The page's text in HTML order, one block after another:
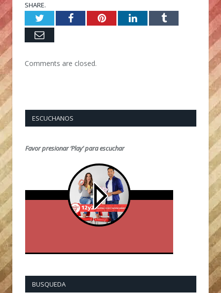
SHARE.
TwitterFacebookPinterestLinkedInTumblr
Email
Comments are closed.
ESCUCHANOS
Favor presionar ‘Play’ para escuchar
BUSQUEDA